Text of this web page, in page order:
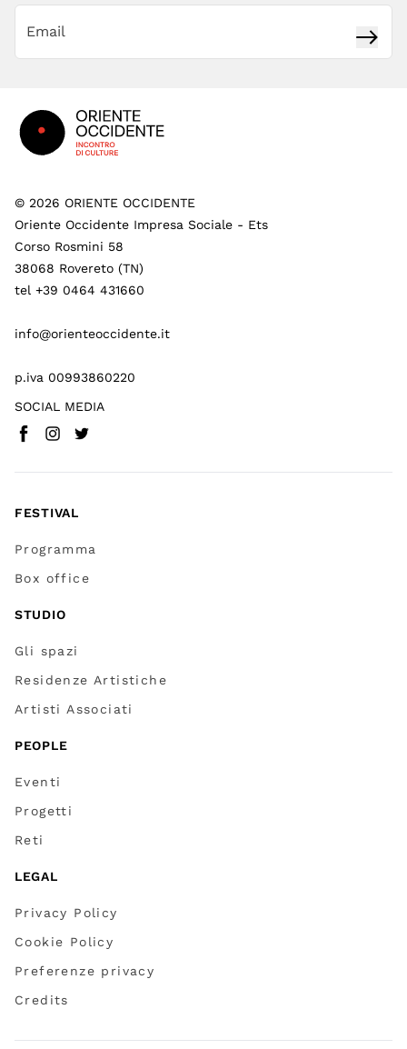
© 2026 ORIENTE OCCIDENTE
Oriente Occidente Impresa Sociale - Ets
Corso Rosmini 58
38068 Rovereto (TN)
tel +39 0464 431660
info@orienteoccidente.it
p.iva 00993860220
SOCIAL MEDIA
Facebook(
Instagram
Twitter
FESTIVAL
Programma
Box office
STUDIO
Gli spazi
Residenze Artistiche
Artisti Associati
PEOPLE
Eventi
Progetti
Reti
LEGAL
Privacy Policy
Cookie Policy
Preferenze privacy
Credits